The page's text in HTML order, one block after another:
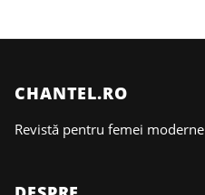
CHANTEL.RO
Revistă pentru femei moderne